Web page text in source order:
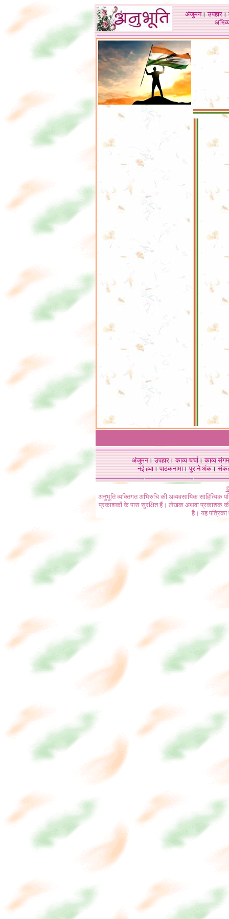
अंजुमन।उपहार।
अंजुमन।उपहार।काव्य चर्चा।काव्य संगम
नई हवा। पाठकनामा। पुराने अंक।
अनुभूति व्यक्तिगत अभिरुचि की अव्यवसायिक
प्रकाशकों के पास सुरक्षित हैं। लेखक अथवा प्रकाशक की
है। यह पत्रिका